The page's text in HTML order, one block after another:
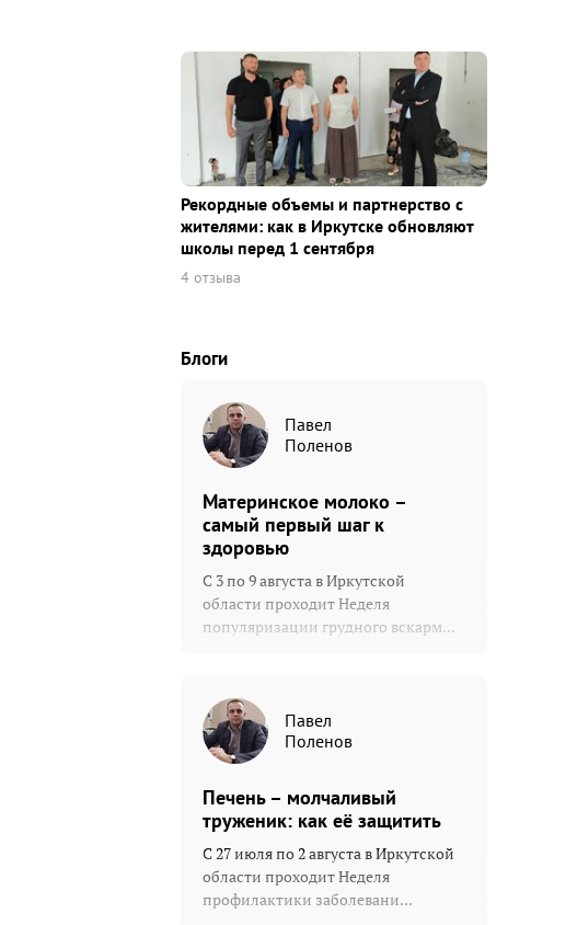
Рекордные объемы и партнерство с
жителями: как в Иркутске обновляют
школы перед 1 сентября
4 отзыва
Блоги
Павел
Поленов
Материнское молоко –
самый первый шаг к
здоровью
С 3 по 9 августа в Иркутской
области проходит Неделя
популяризации грудного вскарм...
Павел
Поленов
Печень – молчаливый
труженик: как её защитить
С 27 июля по 2 августа в Иркутской
области проходит Неделя
профилактики заболевани...